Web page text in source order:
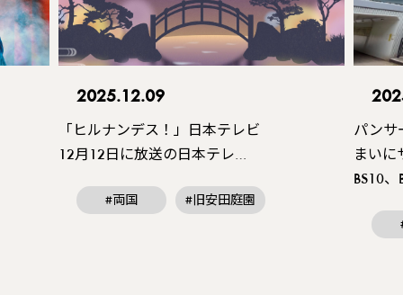
2025.12.09
「ヒルナンデス！」日本テレビ
12月12日に放送の日本テレ…
#両国 #旧安田庭園
パンサ
まいに
BS10